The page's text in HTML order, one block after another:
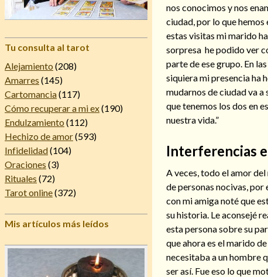
Tu consulta al tarot
Alejamiento (208)
Amarres (145)
Cartomancia(117)
Cómo recuperar a mi ex(190)
Endulzamiento (112)
Hechizo de amor(593)
Infidelidad(104)
Oraciones (3)
Rituales (72)
Tarot online(372)
Mis artículos más leídos
nos conocimos y nos
ciudad, por lo que
estas visitas mi marido
sorpresa he podido ver
parte de ese grupo. En
siquiera mi presencia ha
mudarnos de ciudad va
que tenemos los dos en
nuestra vida.”
Interferencias
A veces, todo el amor
de personas nocivas,
con mi amiga noté que
su historia. Le aconsejé
esta persona sobre su
que ahora es el marido
necesitaba a un hombre
ser así. Fue eso lo que